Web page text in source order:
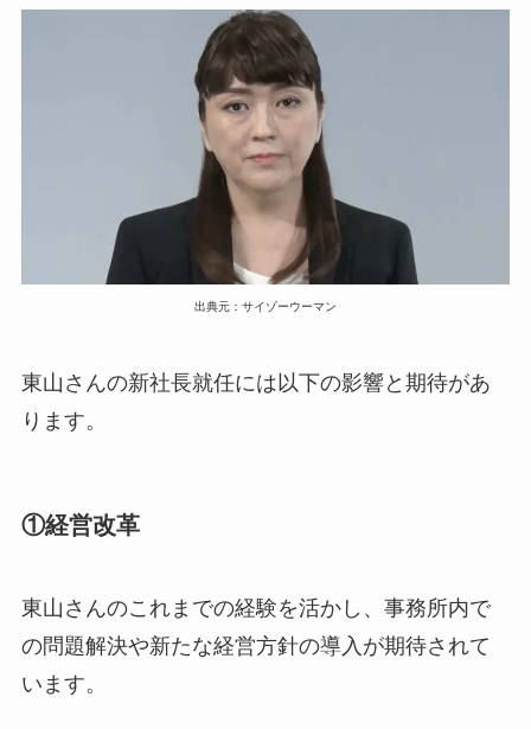
出典元：サイゾーウーマン
東山さんの新社長就任には以下の影響と期待があ
ります。
①経営改革
東山さんのこれまでの経験を活かし、事務所内で
の問題解決や新たな経営方針の導入が期待されて
います。